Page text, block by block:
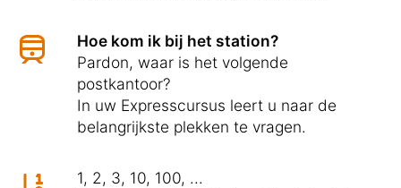
Hoe kom ik bij het station?
Pardon, waar is het volgende
postkantoor?
In uw Expresscursus leert u naar de
belangrijkste plekken te vragen.
1, 2, 3, 10, 100, ...